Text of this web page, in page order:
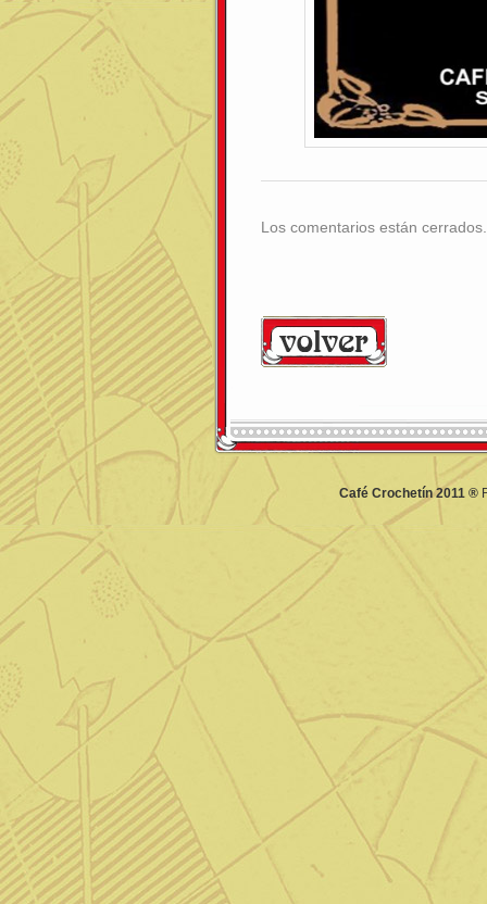
Los comentarios están cerrados.
Café Crochetín 2011 ®